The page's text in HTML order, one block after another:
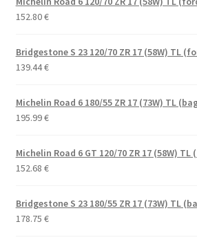
152.80€
Bridgestone S 23 120/70 ZR 17 (58W) TL
139.44€
Michelin Road 6 180/55 ZR 17 (73W) TL
195.99€
Michelin Road 6 GT 120/70 ZR 17 (58W)
152.68 €
Bridgestone S 23 180/55 ZR 17 (73W) TL
178.75 €